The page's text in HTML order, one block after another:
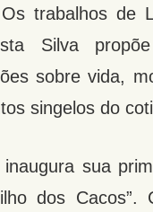
trabalhos de
Silva
sobre vida,
singelos do
sua
dos Cacos”.